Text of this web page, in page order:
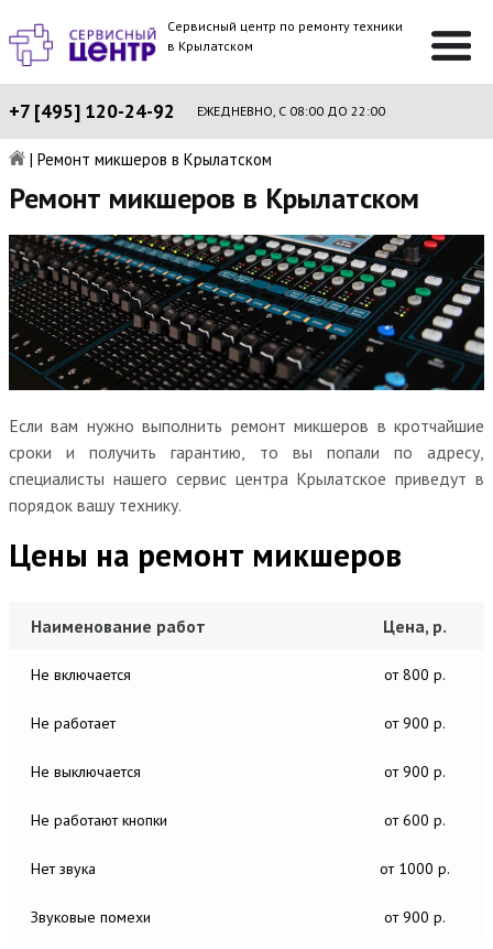
Сервисный центр по ремонту техники
в Крылатском
+7 [495] 120-24-92 ЕЖЕДНЕВНО, С 08:00 ДО 22:00
| Ремонт микшеров в Крылатском
Ремонт микшеров в Крылатском
Если вам нужно выполнить ремонт микшеров в кротчайшие
сроки и получить гарантию, то вы попали по адресу,
специалисты нашего сервис центра Крылатское приведут в
порядок вашу технику.
Цены на ремонт микшеров
Наименование работ Цена, р.
Не включается от 800 р.
Не работает от 900 р.
Не выключается от 900 р.
Не работают кнопки от 600 р.
Нет звука от 1000 р.
Звуковые помехи от 900 р.